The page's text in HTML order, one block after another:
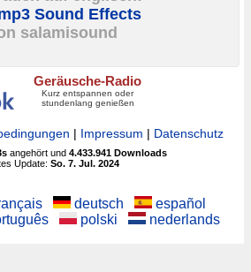
Sound Effects
salamisound
Geräusche-Radio
Kurz entspannen oder
stundenlang genießen
| Impressum | Datenschutz
angehört und4.433.941 Downloads
Update: So. 7. Jul. 2024
deutsch
español
polski nederlands